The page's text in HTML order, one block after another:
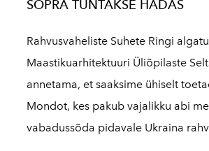
SÕPRA TUNTAKSE HÄDAS
Rahvusvaheliste Suhete Ringi
Maastikuarhitektuuri Üliõpilaste
annetama, et saaksime ühiselt
Mondot, kes pakub vajalikku abi
vabadussõda pidavale Ukraina